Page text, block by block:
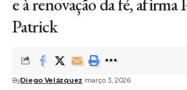
Patrick
ByDiego Velázquez março 3, 2026